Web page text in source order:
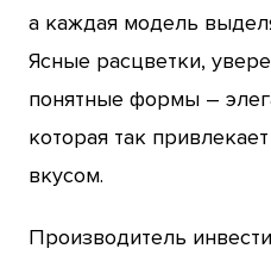
а каждая модель
Ясные расцветки,
понятные формы –
которая так
вкусом.
Производитель